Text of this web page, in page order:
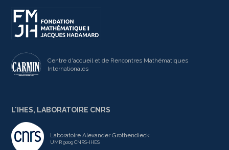
Centre d'accueil et de Rencontres Mathématiques
Internationales
L'IHES, LABORATOIRE CNRS
Laboratoire Alexander Grothendieck
UMR 9009 CNRS-IHES